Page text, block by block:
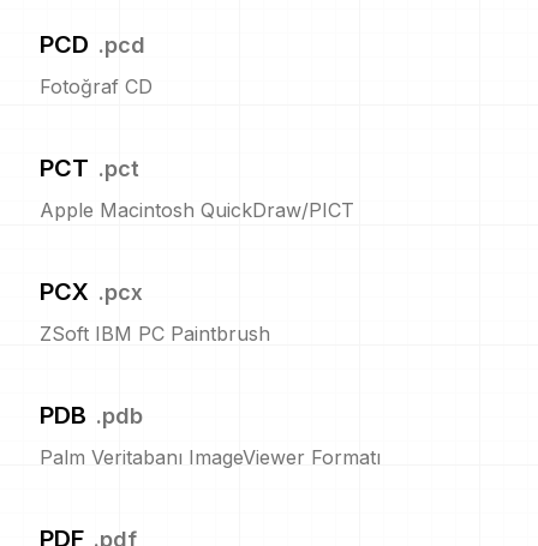
PCD .pcd
Fotoğraf CD
PCT .pct
Apple Macintosh QuickDraw/PICT
PCX .pcx
ZSoft IBM PC Paintbrush
PDB .pdb
Palm Veritabanı ImageViewer Formatı
PDF .pdf